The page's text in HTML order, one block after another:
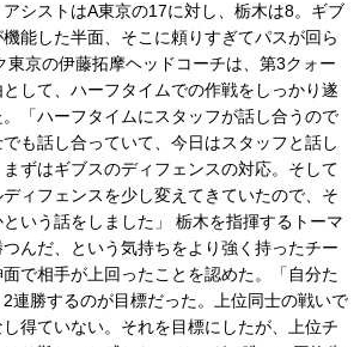
シストはA東京の17に対し、栃木は8。ギブ
能した半面、そこに頼りすぎてパスが回ら
東京の伊藤拓摩ヘッドコーチは、第3クォー
して、ハーフタイムでの作戦をしっかり遂
「ハーフタイムにスタッフが話し合うので
も話し合っていて、今日はスタッフと話し
ずはギブスのディフェンスの対応。そして
ィフェンスを少し変えてきていたので、そ
いう話をしました」 栃木を指揮するトーマ
んだ、という気持ちをより強く持ったチー
で相手が上回ったことを認めた。「自分た
連勝するのが目標だった。上位同士の戦いで
得ていない。それを目標にしたが、上位チ